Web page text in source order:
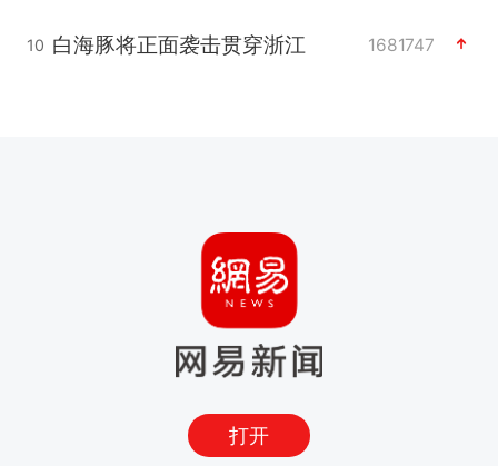
10 白海豚将正面袭击贯穿浙江 1681747
打开